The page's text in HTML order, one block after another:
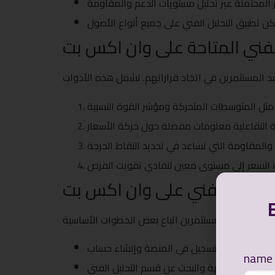
المتاحة على وان اكس بت
الفني على وان اكس بت
name